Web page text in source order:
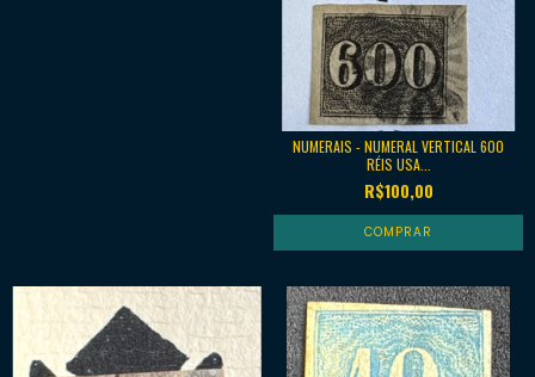
NUMERAIS - NUMERAL VERTICAL 600
RÉIS USA...
R$100,00